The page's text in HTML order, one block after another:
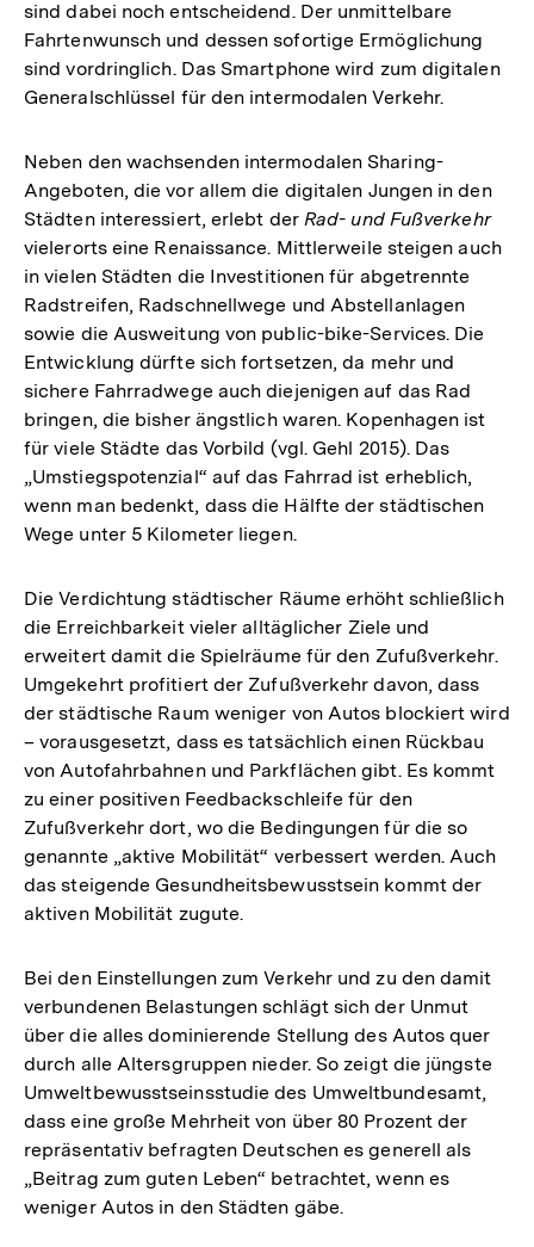
sind dabei noch entscheidend. Der unmittelbare
Fahrtenwunsch und dessen sofortige Ermöglichung
sind vordringlich. Das Smartphone wird zum digitalen
Generalschlüssel für den intermodalen Verkehr.
Neben den wachsenden intermodalen Sharing-
Angeboten, die vor allem die digitalen Jungen in den
Städten interessiert, erlebt der Rad- und Fußverkehr
vielerorts eine Renaissance. Mittlerweile steigen auch
in vielen Städten die Investitionen für abgetrennte
Radstreifen, Radschnellwege und Abstellanlagen
sowie die Ausweitung von public-bike-Services. Die
Entwicklung dürfte sich fortsetzen, da mehr und
sichere Fahrradwege auch diejenigen auf das Rad
bringen, die bisher ängstlich waren. Kopenhagen ist
für viele Städte das Vorbild (vgl. Gehl 2015). Das
„Umstiegspotenzial“ auf das Fahrrad ist erheblich,
wenn man bedenkt, dass die Hälfte der städtischen
Wege unter 5 Kilometer liegen.
Die Verdichtung städtischer Räume erhöht schließlich
die Erreichbarkeit vieler alltäglicher Ziele und
erweitert damit die Spielräume für den Zufußverkehr.
Umgekehrt profitiert der Zufußverkehr davon, dass
der städtische Raum weniger von Autos blockiert wird
– vorausgesetzt, dass es tatsächlich einen Rückbau
von Autofahrbahnen und Parkflächen gibt. Es kommt
zu einer positiven Feedbackschleife für den
Zufußverkehr dort, wo die Bedingungen für die so
genannte „aktive Mobilität“ verbessert werden. Auch
das steigende Gesundheitsbewusstsein kommt der
aktiven Mobilität zugute.
Bei den Einstellungen zum Verkehr und zu den damit
verbundenen Belastungen schlägt sich der Unmut
über die alles dominierende Stellung des Autos quer
durch alle Altersgruppen nieder. So zeigt die jüngste
Umweltbewusstseinsstudie des Umweltbundesamt,
dass eine große Mehrheit von über 80 Prozent der
repräsentativ befragten Deutschen es generell als
„Beitrag zum guten Leben“ betrachtet, wenn es
weniger Autos in den Städten gäbe.